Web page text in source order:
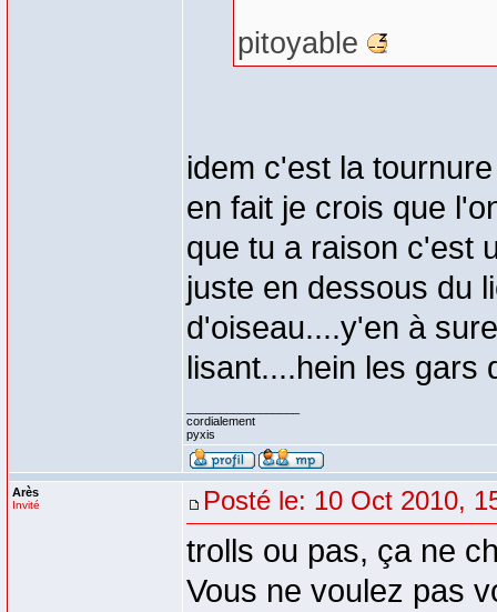
pitoyable
idem c'est la
en fait je crois que
que tu a raison c'est
juste en dessous du
d'oiseau....y'en à
lisant....hein les gars
cordialement
pyxis
Arès
Invité Posté le: 10 Oct 2010,
trolls ou pas, ça ne
Vous ne voulez pas